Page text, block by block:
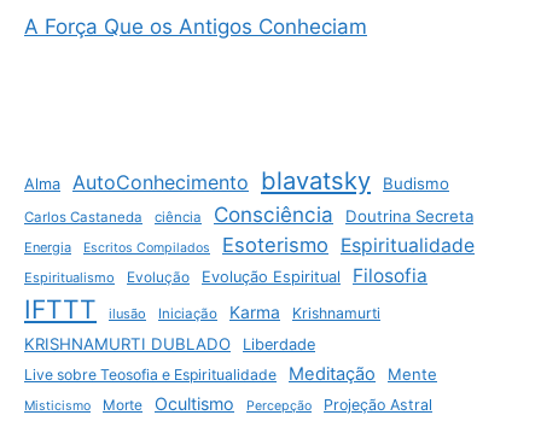
A Força Que os Antigos Conheciam
Alma AutoConhecimento blavatsky Budismo
Carlos Castaneda ciência Consciência Doutrina Secreta
Energia Escritos Compilados Esoterismo Espiritualidade
Espiritualismo Evolução Evolução Espiritual Filosofia
IFTTT ilusão Iniciação Karma Krishnamurti
KRISHNAMURTI DUBLADO
Liberdade
Live sobre Teosofia e Espiritualidade
Meditação Mente
Misticismo Morte Ocultismo Percepção Projeção Astral